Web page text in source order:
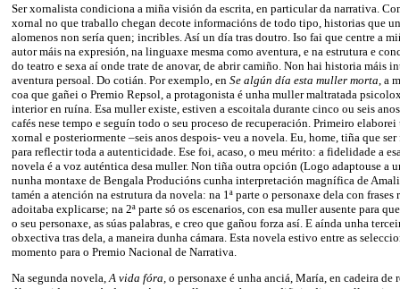
Ser xornalista condiciona a miña visión da escrita, en particular da narrativa.
xornal no que traballo chegan decote informacións de todo tipo, historias que
alomenos non sería quen; incribles. Así un día tras doutro. Iso fai que centre a
autor máis na expresión, na linguaxe mesma como aventura, e na estrutura e
do teatro e sexa aí onde trate de anovar, de abrir camiño. Non hai historia máis
aventura persoal. Do cotián. Por exemplo, en Se algún día esta muller morta , a
coa que gañei o Premio Repsol, a protagonista é unha muller maltratada
interior en ruína. Esa muller existe, estiven a escoitala durante cinco ou seis
cafés nese tempo e seguín todo o seu proceso de recuperación. Primeiro
xornal e posteriormente –seis anos despois- veu a novela. Eu, home, tiña que
para reflectir toda a autenticidade. Ese foi, acaso, o meu mérito: a fidelidade a
novela é a voz auténtica desa muller. Non tiña outra opción (Logo adaptouse a
nunha montaxe de Bengala Producións cunha interpretación magnífica de
tamén a atención na estrutura da novela: na 1ª parte o personaxe dela con frases
adoitaba explicarse; na 2ª parte só os escenarios, con esa muller ausente para
o seu personaxe, as súas palabras, e creo que gañou forza así. E aínda unha
obxectiva tras dela, a maneira dunha cámara. Esta novela estivo entre as
momento para o Premio Nacional de Narrativa.
Na segunda novela, A vida fóra, o personaxe é unha anciá, María, en cadeira de